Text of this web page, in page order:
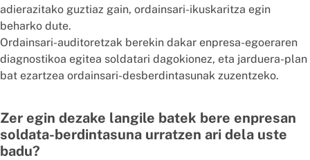
adierazitako guztiaz gain, ordainsari-ikuskaritza egin
beharko dute.
Ordainsari-auditoretzak berekin dakar enpresa-egoeraren
diagnostikoa egitea soldatari dagokionez, eta jarduera-plan
bat ezartzea ordainsari-desberdintasunak zuzentzeko.
Zer egin dezake langile batek bere enpresan
soldata-berdintasuna urratzen ari dela uste
badu?